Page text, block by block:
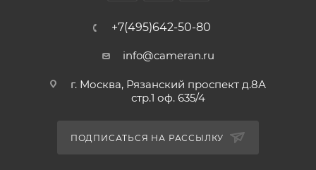
+7(495)642-50-80
info@cameran.ru
г. Москва, Рязанский проспект д.8А
стр.1 оф. 635/4
ПОДПИСАТЬСЯ НА РАССЫЛКУ